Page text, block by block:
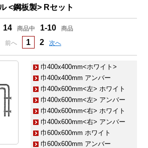
<鋼板製> Rセット
14 商品中 1-10 商品
前へ 1 2 次へ
巾400x400mm<ホワイト>
巾400x400mm アンバー
巾400x600mm<左> ホワイト
巾400x600mm<左> アンバー
巾400x600mm<右> ホワイト
巾400x600mm<右> アンバー
巾600x600mm ホワイト
巾600x600mm アンバー